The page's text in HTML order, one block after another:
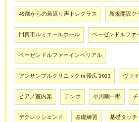
45歳からの若返り声トレクラス 新規開設ク
門真市ルミエールホール ベーゼンドルファ
ベーゼンドルファーインペリアル
アンサンブルクリニック in 帯広 2023 ヴァ
ピアノ室内楽 テンポ 小川剛一郎
デクレッシェンド 基礎練習 基礎タッチ